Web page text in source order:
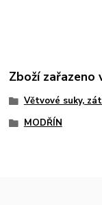
Zboží zařazeno
Větvové suky,
MODŘÍN